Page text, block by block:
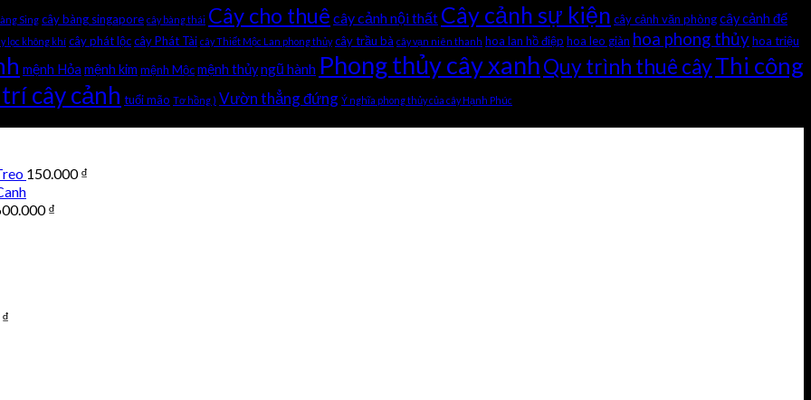
Sing cây bàng singapore cây bàng thái Cây cho thuê cây cảnh nội thất Cây cảnh sự kiện cây cảnh văn phòngcây cảnh để
lọc không khí cây phát lộccây Phát Tài cây Thiết Mộc Lan phong thủy cây trầu bà cây vạn niên thanh hoa lan hồ điệp hoa leo giàn hoa phong thủyhoa triệu
mệnh Hỏa mệnh kim mệnh Mộcmệnh thủyngũ hành Phong thủy cây xanhQuy trình thuê câyThi công
cây cảnh tuổi mão Tơ hồng ) Vườn thẳng đứng Ý nghĩa phong thủy của cây Hạnh Phúc
150.000₫
₫
₫